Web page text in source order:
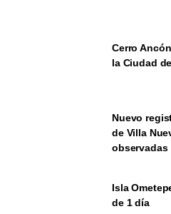
Cerro
la Ciudad
Nuevo
de Villa
observadas
Isla
de 1 día